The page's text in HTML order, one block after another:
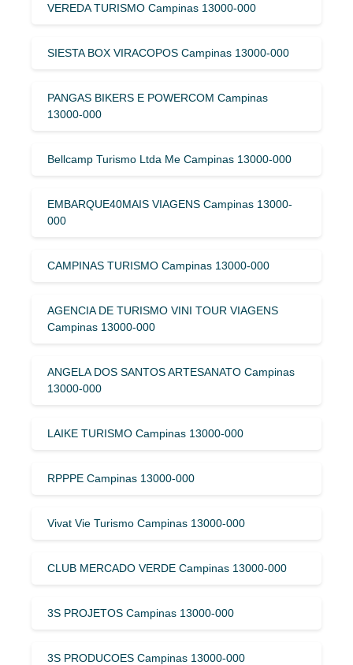
VEREDA TURISMO Campinas 13000-000
SIESTA BOX VIRACOPOS Campinas 13000-000
PANGAS BIKERS E POWERCOM Campinas
13000-000
Bellcamp Turismo Ltda Me Campinas 13000-000
EMBARQUE40MAIS VIAGENS Campinas 13000-
000
CAMPINAS TURISMO Campinas 13000-000
AGENCIA DE TURISMO VINI TOUR VIAGENS
Campinas 13000-000
ANGELA DOS SANTOS ARTESANATO Campinas
13000-000
LAIKE TURISMO Campinas 13000-000
RPPPE Campinas 13000-000
Vivat Vie Turismo Campinas 13000-000
CLUB MERCADO VERDE Campinas 13000-000
3S PROJETOS Campinas 13000-000
3S PRODUCOES Campinas 13000-000